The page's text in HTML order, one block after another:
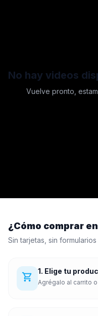
No hay videos
Vuelve pronto,
¿Cómo comprar en
Sin tarjetas, sin
shopping_cart 1. Elige tu
Agrégalo al carrito